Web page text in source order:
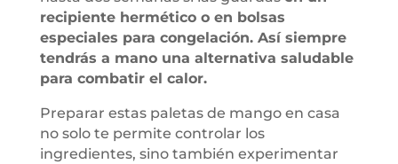
recipiente hermético o en bolsas
especiales para congelación. Así siempre
tendrás a mano una alternativa saludable
para combatir el calor.
Preparar estas paletas de mango en casa
no solo te permite controlar los
ingredientes, sino también experimentar